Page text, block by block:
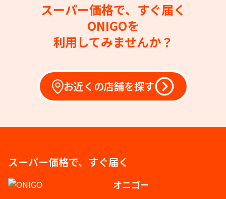
スーパー価格で、すぐ届く
ONIGOを
利用してみませんか？
お近くの店舗を探す
スーパー価格で、すぐ届く
オニゴー